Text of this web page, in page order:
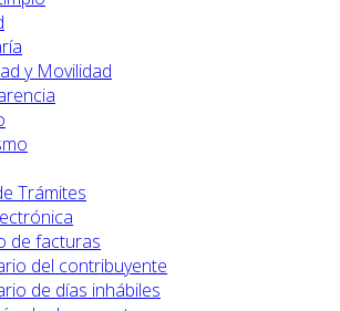
y Movilidad
Trámites
de facturas
del contribuyente
de días inhábiles